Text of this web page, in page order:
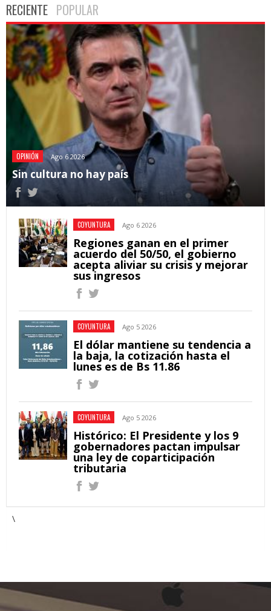
RECIENTE POPULAR
OPINIÓN Ago 6 2026
Sin cultura no hay país
COYUNTURA Ago 6 2026
Regiones ganan en el primer
acuerdo del 50/50, el gobierno
acepta aliviar su crisis y mejorar
sus ingresos
COYUNTURA Ago 5 2026
El dólar mantiene su tendencia a
la baja, la cotización hasta el
lunes es de Bs 11.86
COYUNTURA Ago 5 2026
Histórico: El Presidente y los 9
gobernadores pactan impulsar
una ley de coparticipación
tributaria
\